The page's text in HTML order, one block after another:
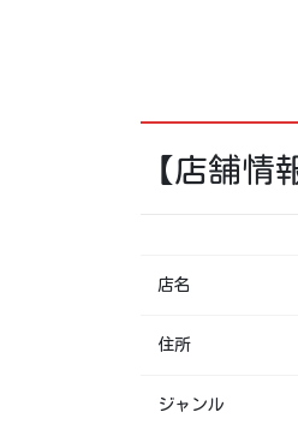
【店舗情
店名
住所
ジャンル